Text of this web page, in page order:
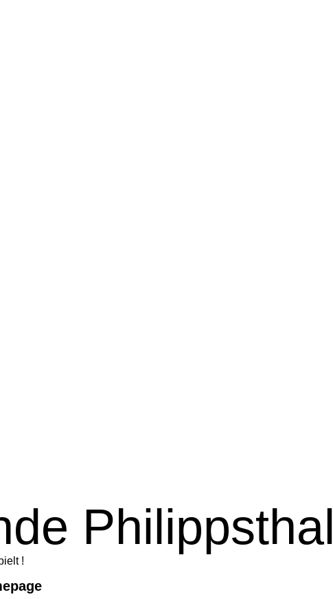
Philippsthal
!